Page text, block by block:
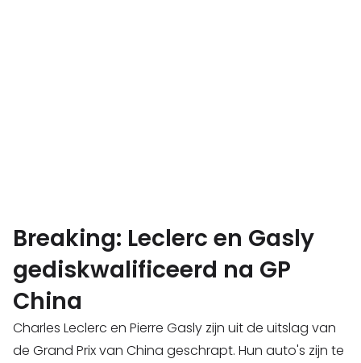
Breaking: Leclerc en Gasly
gediskwalificeerd na GP
China
Charles Leclerc en Pierre Gasly zijn uit de uitslag van
de Grand Prix van China geschrapt. Hun auto's zijn te